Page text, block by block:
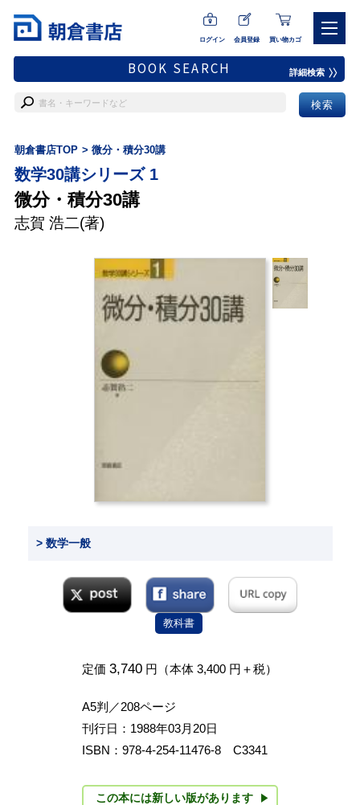
ログイン 会員登録 買い物カゴ
BOOK SEARCH 詳細検索
朝倉書店TOP 微分・積分30講
数学30講シリーズ 1
微分・積分30講
志賀 浩二(著)
> 数学一般
教科書
定価 3,740 円（本体 3,400 円＋税）
A5判／208ページ
刊行日：1988年03月20日
ISBN：978-4-254-11476-8 C3341
この本には新しい版があります